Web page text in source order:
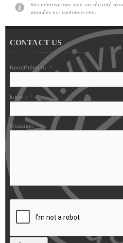
Vos informations sont en sécurité
données est confidentielle.
CONTACT US
Nom/Prénom: *
E-mail: *
Message: